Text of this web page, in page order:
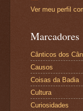
Ver meu perfil
Marcadores
Cânticos dos
Causos
Coisas da Badia
Cultura
Curiosidades